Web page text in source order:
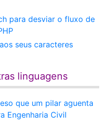
para desviar o fluxo de
seus caracteres
linguagens
que um pilar aguenta
Engenharia Civil